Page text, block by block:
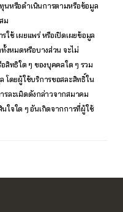
หรือดำเนินการตามหรือข้อมูล
ม
ใช้ เผยแพร่ หรือเปิดเผยข้อมูล
งหมดหรือบางส่วน จะไม่
ทธิใด ๆ ของบุคคลใด ๆ รวม
โดยผู้ใช้บริการขอสละสิทธิ์ใน
รละเมิดดังกล่าวจากสมาคม
ใจใด ๆ อันเกิดจากการที่ผู้ใช้